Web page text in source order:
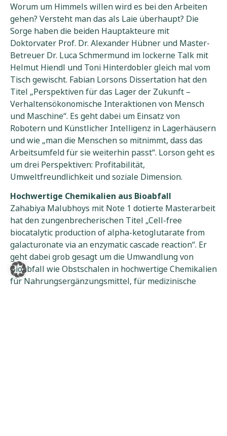
Worum um Himmels willen wird es bei den Arbeiten
gehen? Versteht man das als Laie überhaupt? Die
Sorge haben die beiden Hauptakteure mit
Doktorvater Prof. Dr. Alexander Hübner und Master-
Betreuer Dr. Luca Schmermund im lockerne Talk mit
Helmut Hiendl und Toni Hinterdobler gleich mal vom
Tisch gewischt. Fabian Lorsons Dissertation hat den
Titel „Perspektiven für das Lager der Zukunft –
Verhaltensökonomische Interaktionen von Mensch
und Maschine“. Es geht dabei um Einsatz von
Robotern und Künstlicher Intelligenz in Lagerhäusern
und wie „man die Menschen so mitnimmt, dass das
Arbeitsumfeld für sie weiterhin passt“. Lorson geht es
um drei Perspektiven: Profitabilität,
Umweltfreundlichkeit und soziale Dimension.
Hochwertige Chemikalien aus Bioabfall
Zahabiya Malubhoys mit Note 1 dotierte Masterarbeit
hat den zungenbrecherischen Titel „Cell-free
biocatalytic production of alpha-ketoglutarate from
galacturonate via an enzymatic cascade reaction“. Er
geht dabei grob gesagt um die Umwandlung von
Bioabfall wie Obstschalen in hochwertige Chemikalien
für Nahrungsergänzungsmittel, für medizinische